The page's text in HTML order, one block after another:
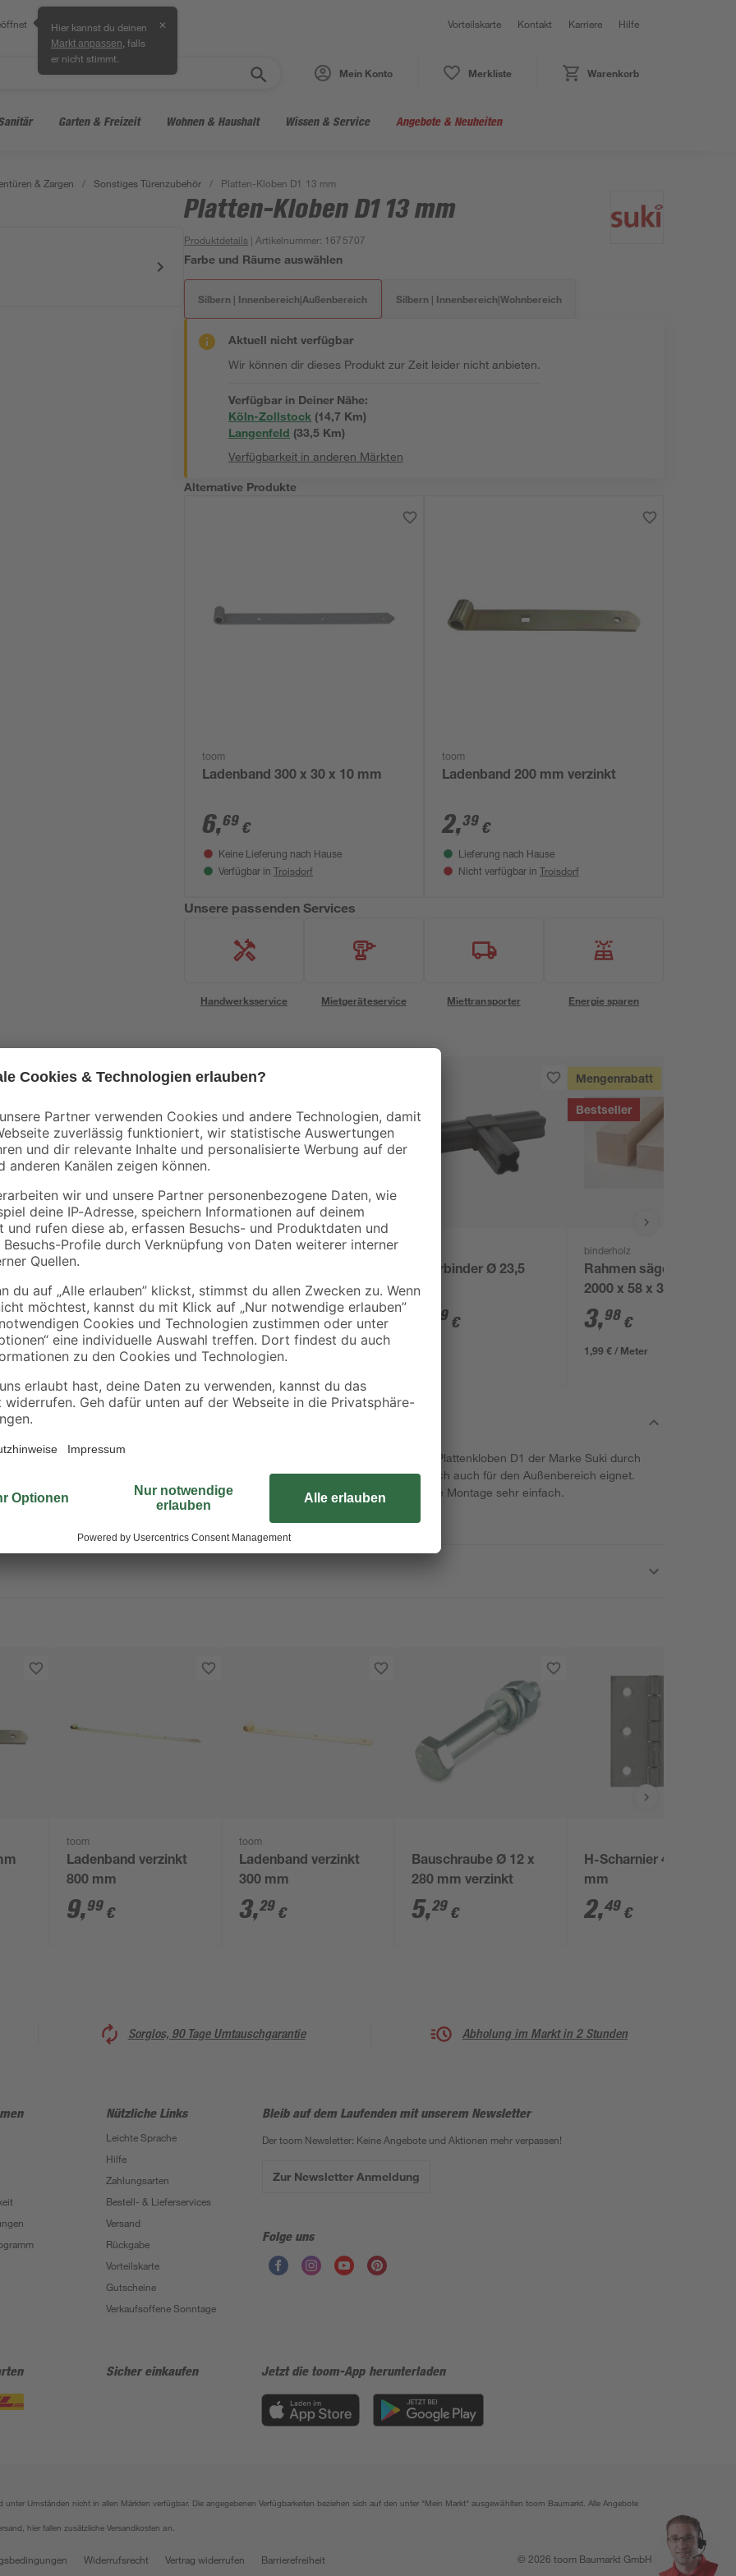
Hier kannst du deinen
Markt anpassen , falls
er nicht stimmt.
✕ Vorteilskarte Kontakt Karriere Hilfe
Mein Konto Merkliste Warenkorb
Garten & Freizeit Wohnen & Haushalt Wissen & Service Angebote & Neuheiten
& Zargen / Sonstiges Türenzubehör / Platten-Kloben D1 13 mm
Platten-Kloben D1 13 mm
Produktdetails | Artikelnummer: 1675707
Farbe und Räume auswählen
Silbern | Innenbereich|Außenbereich Silbern | Innenbereich|Wohnbereich
Aktuell nicht verfügbar
Wir können dir dieses Produkt zur Zeit leider nicht anbieten.
Verfügbar in Deiner Nähe:
Köln-Zollstock (14,7 Km)
Langenfeld (33,5 Km)
Verfügbarkeit in anderen Märkten
Alternative Produkte
toom
Ladenband 300 x 30 x 10 mm
6,69 €
Keine Lieferung nach Hause
Verfügbar in Troisdorf
toom
Ladenband 200 mm verzinkt
2,39 €
Lieferung nach Hause
Nicht verfügbar in Troisdorf
Unsere passenden Services
Handwerksservice Mietgeräteservice Miettransporter Energie sparen
alfer
2,35 cm
1,99€
Mengenrabatt
Kronospan
'Cityboard'
ungeschliffen 1690 x
634 x 12 mm
5,99€/ m²
6,41 € / Pack
T-Verbinder Ø 23,5
mm
49 €
Mengenrabatt
Bestseller
binderholz
Rahmen sägerau
2000 x 58 x 38 mm
3,98 €
1,99 € / Meter
Dank der Magnodor-Beschichtung besticht der Plattenkloben D1 der Marke Suki durch
eine hohe Korrosionsbeständigkeit, sodass er sich auch für den Außenbereich eignet.
Durch die vorgebohrten Löcher gestaltet sich die Montage sehr einfach.
toom
Ladenband verzinkt
800 mm
9,99 €
toom
Ladenband verzinkt
300 mm
3,29 €
Bauschraube Ø 12 x
280 mm verzinkt
5,29 €
H-Scharnier 46 x 60
mm
2,49 €
Sorglos, 90 Tage Umtauschgarantie Abholung im Markt in 2 Stunden
Nützliche Links
Leichte Sprache
Hilfe
Zahlungsarten
Bestell- & Lieferservices
Versand
Rückgabe
Vorteilskarte
Gutscheine
Verkaufsoffene Sonntage
Bleib auf dem Laufenden mit unserem Newsletter
Der toom Newsletter: Keine Angebote und Aktionen mehr verpassen!
Zur Newsletter Anmeldung
Folge uns
Sicher einkaufen Jetzt die toom-App herunterladen
Umständen nicht in allen Märkten verfügbar. Die angegebenen Verfügbarkeiten beziehen sich auf den unter "Mein Markt" ausgewählten toom Baumarkt. Alle Angebote
hier fallen zusätzliche Versandkosten an.
Widerrufsrecht Vertrag widerrufen Barrierefreiheit © 2026 toom Baumarkt GmbH